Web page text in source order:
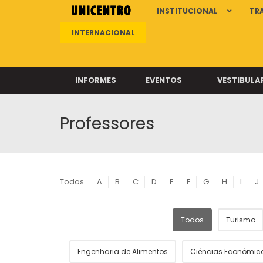
INSTITUCIONAL
INTERNACIONAL
INFORMES EVENTOS
Professores
Todos A B C D E F G H I J
Todos Turismo
Engenharia de Alimentos Ciências